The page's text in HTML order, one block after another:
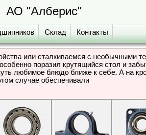
АО "Алберис"
Склад Контакты
или сталкиваемся с необычными
поразил крутящийся стол и
любимое блюдо ближе к себе. А на
случае обеспечивали